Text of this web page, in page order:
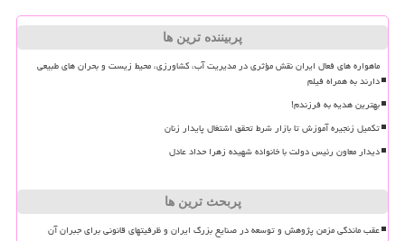
پربیننده ترین ها
ماهواره های فعال ایران نقش مؤثری در مدیریت آب، کشاورزی، محیط زیست و بحران های طبیعی
دارند به همراه فیلم
بهترین هدیه به فرزندم!
تکمیل زنجیره آموزش تا بازار شرط تحقق اشتغال پایدار زنان
دیدار معاون رئیس دولت با خانواده شهیده زهرا حداد عادل
پربحث ترین ها
عقب ماندگی مزمن پژوهش و توسعه در صنایع بزرگ ایران و ظرفیتهای قانونی برای جبران آن